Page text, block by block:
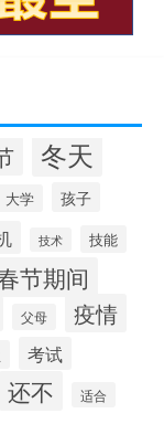
冬天
大学 孩子
技术 技能
节期间
父母 疫情
考试
还不 适合